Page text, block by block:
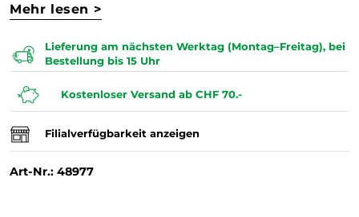
Mehr lesen >
Lieferung am nächsten Werktag (Montag–Freitag), bei
Bestellung bis 15 Uhr
Kostenloser Versand ab CHF 70.-
Filialverfügbarkeit anzeigen
Art-Nr.: 48977